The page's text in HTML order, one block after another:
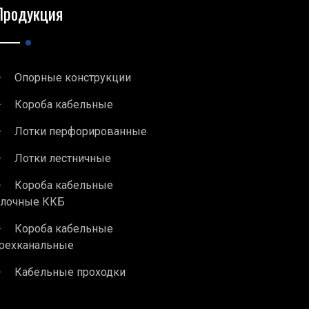
Опорные конструкции
Короба кабельные
Лотки перфорированные
Лотки лестничные
Короба кабельные
ККБ
Короба кабельные
Кабельные проходки